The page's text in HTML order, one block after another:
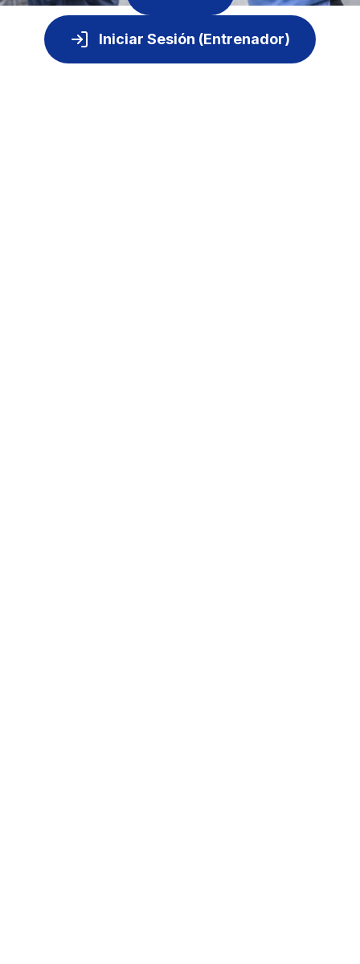
Iniciar Sesión (Entrenador)